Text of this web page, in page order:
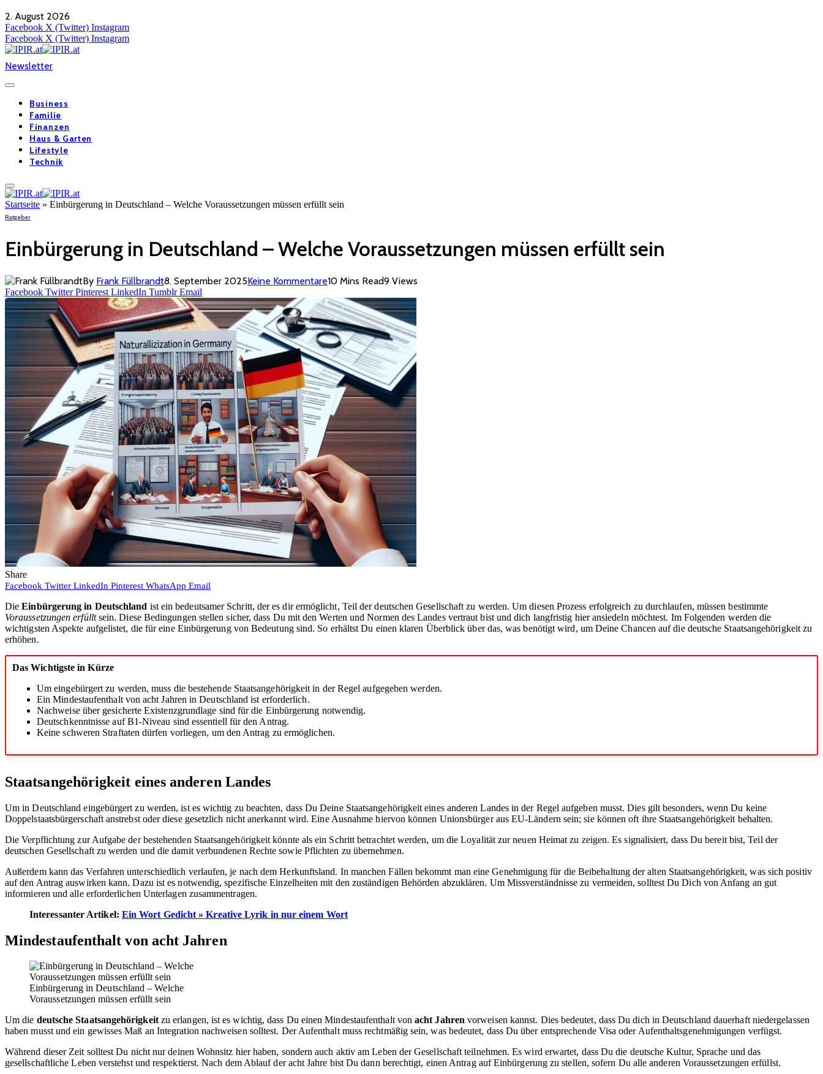
2. August 2026
Facebook X (Twitter) Instagram
Facebook X (Twitter) Instagram
Newsletter
Business
Familie
Finanzen
Haus & Garten
Lifestyle
Technik
Startseite » Einbürgerung in Deutschland – Welche Voraussetzungen müssen erfüllt sein
Ratgeber
Einbürgerung in Deutschland – Welche Voraussetzungen müssen erfüllt sein
By Frank Füllbrandt8. September 2025Keine Kommentare10 Mins Read9 Views
Facebook Twitter Pinterest LinkedIn Tumblr Email
Share
Facebook Twitter LinkedIn Pinterest WhatsApp Email
DieEinbürgerung in Deutschland ist ein bedeutsamer Schritt, der es dir ermöglicht, Teil der deutschen Gesellschaft zu werden. Um diesen Prozess erfolgreich zu durchlaufen, müssen bestimmte
Voraussetzungen erfülltsein. Diese Bedingungen stellen sicher, dass Du mit den Werten und Normen des Landes vertraut bist und dich langfristig hier ansiedeln möchtest. Im Folgenden werden die
wichtigsten Aspekte aufgelistet, die für eine Einbürgerung von Bedeutung sind. So erhältst Du einen klaren Überblick über das, was benötigt wird, um Deine Chancen auf die deutsche Staatsangehörigkeit zu
erhöhen.
Das Wichtigste in Kürze
Um eingebürgert zu werden, muss die bestehende Staatsangehörigkeit in der Regel aufgegeben werden.
Ein Mindestaufenthalt von acht Jahren in Deutschland ist erforderlich.
Nachweise über gesicherte Existenzgrundlage sind für die Einbürgerung notwendig.
Deutschkenntnisse auf B1-Niveau sind essentiell für den Antrag.
Keine schweren Straftaten dürfen vorliegen, um den Antrag zu ermöglichen.
Staatsangehörigkeit eines anderen Landes
Um in Deutschland eingebürgert zu werden, ist es wichtig zu beachten, dass Du Deine Staatsangehörigkeit eines anderen Landes in der Regel aufgeben musst. Dies gilt besonders, wenn Du keine
Doppelstaatsbürgerschaft anstrebst oder diese gesetzlich nicht anerkannt wird. Eine Ausnahme hiervon können Unionsbürger aus EU-Ländern sein; sie können oft ihre Staatsangehörigkeit behalten.
Die Verpflichtung zur Aufgabe der bestehenden Staatsangehörigkeit könnte als ein Schritt betrachtet werden, um die Loyalität zur neuen Heimat zu zeigen. Es signalisiert, dass Du bereit bist, Teil der
deutschen Gesellschaft zu werden und die damit verbundenen Rechte sowie Pflichten zu übernehmen.
Außerdem kann das Verfahren unterschiedlich verlaufen, je nach dem Herkunftsland. In manchen Fällen bekommt man eine Genehmigung für die Beibehaltung der alten Staatsangehörigkeit, was sich positiv
auf den Antrag auswirken kann. Dazu ist es notwendig, spezifische Einzelheiten mit den zuständigen Behörden abzuklären. Um Missverständnisse zu vermeiden, solltest Du Dich von Anfang an gut
informieren und alle erforderlichen Unterlagen zusammentragen.
Interessanter Artikel: Ein Wort Gedicht » Kreative Lyrik in nur einem Wort
Mindestaufenthalt von acht Jahren
Einbürgerung in Deutschland – Welche
Voraussetzungen müssen erfüllt sein
Um die deutsche Staatsangehörigkeitzu erlangen, ist es wichtig, dass Du einen Mindestaufenthalt vonacht Jahrenvorweisen kannst. Dies bedeutet, dass Du dich in Deutschland dauerhaft niedergelassen
haben musst und ein gewisses Maß an Integration nachweisen solltest. Der Aufenthalt muss rechtmäßig sein, was bedeutet, dass Du über entsprechende Visa oder Aufenthaltsgenehmigungen verfügst.
Während dieser Zeit solltest Du nicht nur deinen Wohnsitz hier haben, sondern auch aktiv am Leben der Gesellschaft teilnehmen. Es wird erwartet, dass Du die deutsche Kultur, Sprache und das
gesellschaftliche Leben verstehst und respektierst. Nach dem Ablauf der acht Jahre bist Du dann berechtigt, einen Antrag auf Einbürgerung zu stellen, sofern Du alle anderen Voraussetzungen erfüllst.